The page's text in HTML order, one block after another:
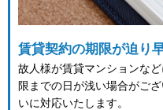
賃貸契約の期限が迫り
故人様が賃貸マンションな
限までの日が浅い場合がご
いに対応いたします。